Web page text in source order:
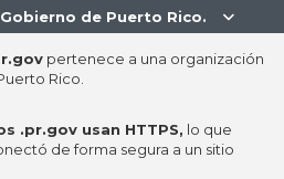
de Puerto Rico. 
pertenece a una organización
Rico.
.pr.gov usan HTTPS, lo que
de forma segura a un sitio